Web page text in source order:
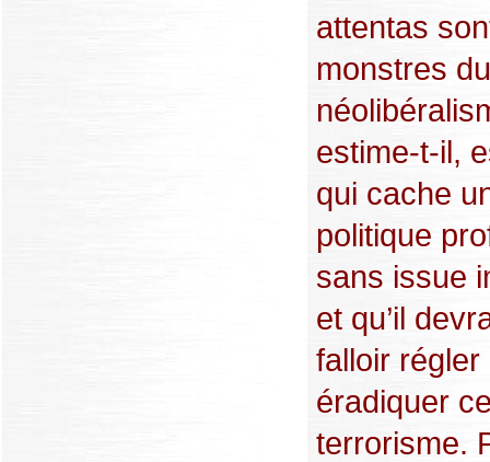
attentas
monstres du
estime-t-il,
qui cache
politique
sans issue
et qu’il
falloir régler
éradiquer
terrorisme.